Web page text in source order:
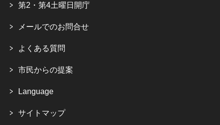
第2・第4土曜日開庁
メールでのお問合せ
よくある質問
市民からの提案
Language
サイトマップ